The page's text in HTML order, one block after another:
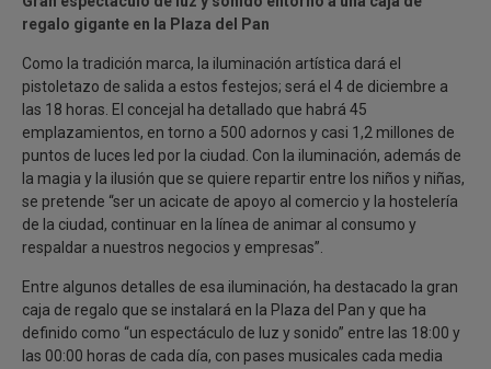
regalo gigante en la Plaza del Pan
Como la tradición marca, la iluminación artística dará el
pistoletazo de salida a estos festejos; será el 4 de diciembre a
las 18 horas. El concejal ha detallado que habrá 45
emplazamientos, en torno a 500 adornos y casi 1,2 millones de
puntos de luces led por la ciudad. Con la iluminación, además de
la magia y la ilusión que se quiere repartir entre los niños y niñas,
se pretende “ser un acicate de apoyo al comercio y la hostelería
de la ciudad, continuar en la línea de animar al consumo y
respaldar a nuestros negocios y empresas”.
Entre algunos detalles de esa iluminación, ha destacado la gran
caja de regalo que se instalará en la Plaza del Pan y que ha
definido como “un espectáculo de luz y sonido” entre las 18:00 y
las 00:00 horas de cada día, con pases musicales cada media